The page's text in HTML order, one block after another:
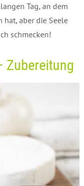
Tag, an dem
hat, aber die Seele
schmecken!
Zubereitung